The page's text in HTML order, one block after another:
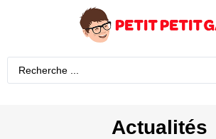
Actualités